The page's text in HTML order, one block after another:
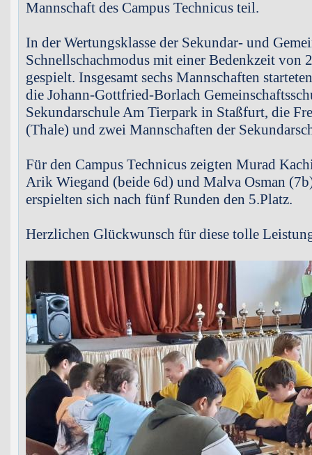
Mannschaft des Campus Technicus teil.
In der Wertungsklasse der Sekundar- und
Schnellschachmodus mit einer Bedenkzeit von
gespielt. Insgesamt sechs Mannschaften
die Johann-Gottfried-Borlach
Sekundarschule Am Tierpark in Staßfurt, die
(Thale) und zwei Mannschaften der
Für den Campus Technicus zeigten Murad
Arik Wiegand (beide 6d) und Malva Osman
erspielten sich nach fünf Runden den 5.Platz.
Herzlichen Glückwunsch für diese tolle